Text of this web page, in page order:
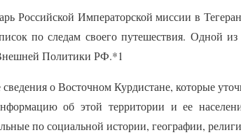
Российской Императорской миссии в
по следам своего путешествия. Одной
Политики РФ.*1
о Восточном Курдистане, которые
об этой территории и ее
по социальной истории, географии,